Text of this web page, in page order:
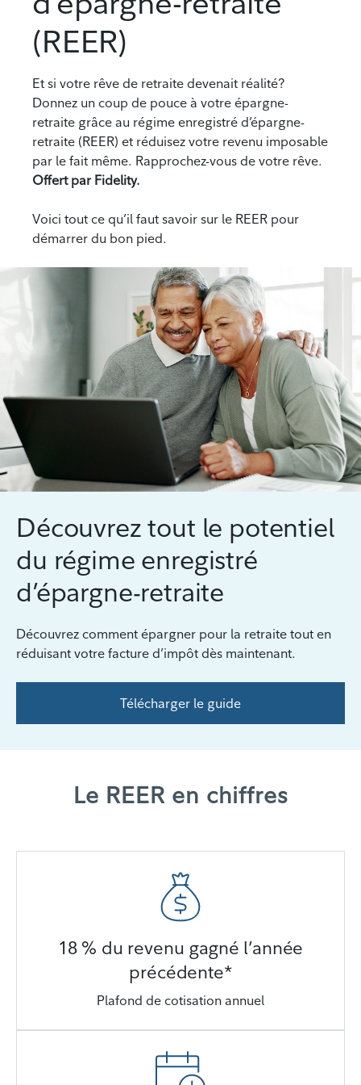
(REER)
Et si votre rêve de retraite devenait réalité?
Donnez un coup de pouce à votre épargne-
retraite grâce au régime enregistré d’épargne-
retraite (REER) et réduisez votre revenu imposable
par le fait même. Rapprochez-vous de votre rêve.
Offert par Fidelity.
Voici tout ce qu’il faut savoir sur le REER pour
démarrer du bon pied.
Découvrez tout le potentiel
du régime enregistré
d’épargne-retraite
Découvrez comment épargner pour la retraite tout en
réduisant votre facture d’impôt dès maintenant.
Télécharger le guide
Le REER en chiffres
18 % du revenu gagné l’année
précédente*
Plafond de cotisation annuel